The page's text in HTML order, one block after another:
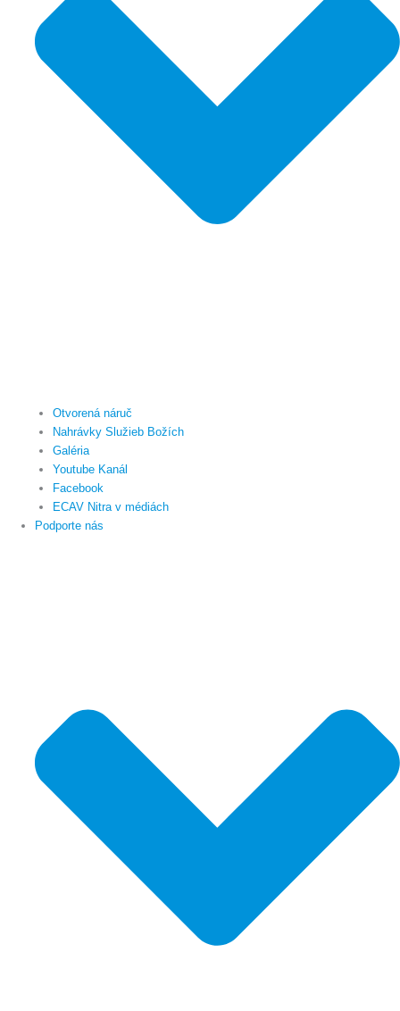
Otvorená náruč
Nahrávky Služieb Božích
Galéria
Youtube Kanál
Facebook
ECAV Nitra v médiách
Podporte nás